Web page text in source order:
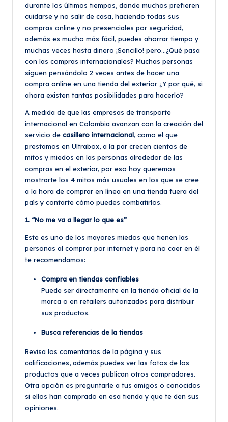
durante los últimos tiempos, donde muchos prefieren
cuidarse y no salir de casa, haciendo todas sus
compras online y no presenciales por seguridad,
además es mucho más fácil, puedes ahorrar tiempo y
muchas veces hasta dinero ¡Sencillo! pero…¿Qué pasa
con las compras internacionales? Muchas personas
siguen pensándolo 2 veces antes de hacer una
compra online en una tienda del exterior ¿Y por qué, si
ahora existen tantas posibilidades para hacerlo?
A medida de que las empresas de transporte
internacional en Colombia avanzan con la creación del
servicio de casillero internacional, como el que
prestamos en Ultrabox, a la par crecen cientos de
mitos y miedos en las personas alrededor de las
compras en el exterior, por eso hoy queremos
mostrarte los 4 mitos más usuales en los que se cree
a la hora de comprar en línea en una tienda fuera del
país y contarte cómo puedes combatirlos.
1. “No me va a llegar lo que es”
Este es uno de los mayores miedos que tienen las
personas al comprar por internet y para no caer en él
te recomendamos:
Compra en tiendas confiables
Puede ser directamente en la tienda oficial de la
marca o en retailers autorizados para distribuir
sus productos.
Busca referencias de la tiendas
Revisa los comentarios de la página y sus
calificaciones, además puedes ver las fotos de los
productos que a veces publican otros compradores.
Otra opción es preguntarle a tus amigos o conocidos
si ellos han comprado en esa tienda y que te den sus
opiniones.